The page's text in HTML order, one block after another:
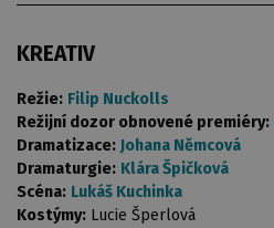
KREATIV
Režie: Filip Nuckolls
Režijní dozor obnovené premiéry:
Dramatizace: Johana Němcová
Dramaturgie: Klára Špičková
Scéna: Lukáš Kuchinka
Kostýmy: Lucie Šperlová